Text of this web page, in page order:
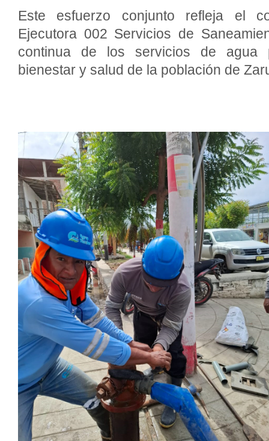
Este esfuerzo conjunto refleja el
Ejecutora 002 Servicios de
continua de los servicios de agua
bienestar y salud de la población de